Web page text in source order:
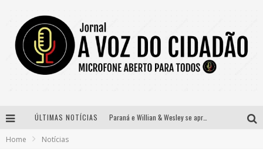
ÚLTIMAS NOTÍCIAS Paraná e Willian & Wesley se apresentam no Carretão Trevo Contagem nesta sexta-feira
Home Notícias